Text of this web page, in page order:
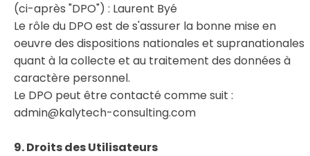
(ci-après "DPO") : Laurent Byé
Le rôle du DPO est de s'assurer la bonne mise en
oeuvre des dispositions nationales et supranationales
quant à la collecte et au traitement des données à
caractère personnel.
Le DPO peut être contacté comme suit :
admin@kalytech-consulting.com
9. Droits des Utilisateurs